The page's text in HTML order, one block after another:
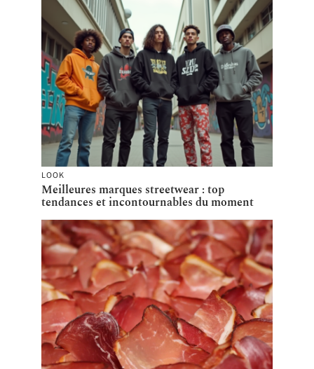
LOOK
Meilleures marques streetwear : top
tendances et incontournables du moment